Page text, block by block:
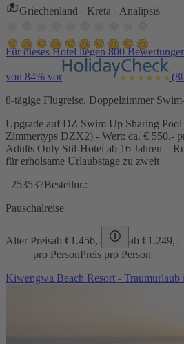
Griechenland - Kreta - Analipsis
Für dieses Hotel liegen 800
von 84% vor
8-tägige Flugreise, Doppelzimmer
Upgrade auf DZ Swim Up Sharing
Zimmertyps DZX2) - Wert: ca. € 550,-
Adults Only Stil-Hotel ab 16 Jahren –
für erholsame Urlaubstage zu zweit
253537Bestellnr.:
Pauschalreise
Alter Preisab €1.456,- ab €1.249,-
pro PersonPreis pro Person
Kiwengwa Beach Resort - Traumurlaub